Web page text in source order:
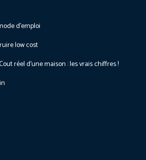
d’emploi
low cost
réel d’une maison : les vrais chiffres !